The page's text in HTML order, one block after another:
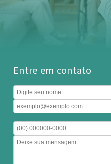
Entre em contato